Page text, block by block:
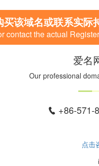
买该域名或联系实际
contact the actual
爱名
Our professional
+86-571-
点击